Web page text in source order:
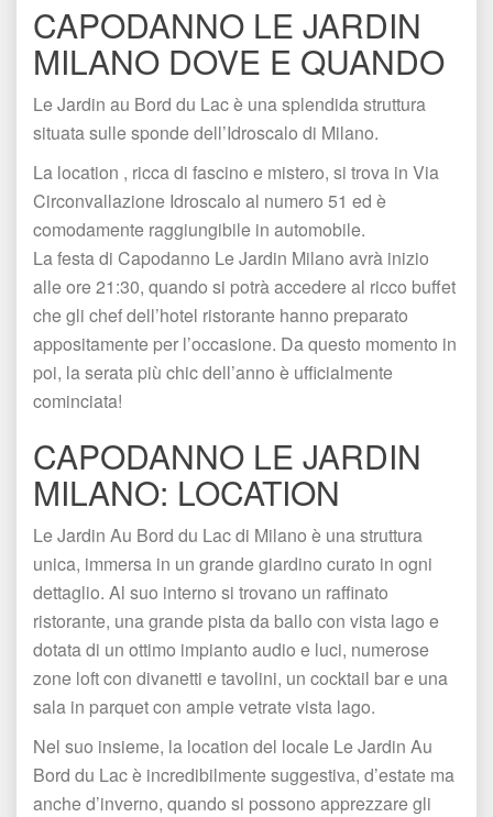
CAPODANNO LE JARDIN
MILANO DOVE E QUANDO
Le Jardin au Bord du Lac è una splendida struttura
ituata sulle sponde dell’Idroscalo di Milano.
La location , ricca di fascino e mistero, si trova in Via
Circonvallazione Idroscalo al numero 51 ed è
comodamente raggiungibile in automobile.
La festa di Capodanno Le Jardin Milano avrà inizio
alle ore 21:30, quando si potrà accedere al ricco buffet
che gli chef dell’hotel ristorante hanno preparato
appositamente per l’occasione. Da questo momento in
poi, la serata più chic dell’anno è ufficialmente
cominciata!
CAPODANNO LE JARDIN
MILANO: LOCATION
Le Jardin Au Bord du Lac di Milano è una struttura
unica, immersa in un grande giardino curato in ogni
dettaglio. Al suo interno si trovano un raffinato
ristorante, una grande pista da ballo con vista lago e
dotata di un ottimo impianto audio e luci, numerose
zone loft con divanetti e tavolini, un cocktail bar e una
ala in parquet con ampie vetrate vista lago.
Nel suo insieme, la location del locale Le Jardin Au
Bord du Lac è incredibilmente suggestiva, d’estate ma
anche d’inverno, quando si possono apprezzare gli